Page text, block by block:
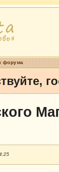
форума